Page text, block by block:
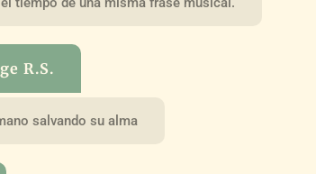
R.S.
salvando su alma